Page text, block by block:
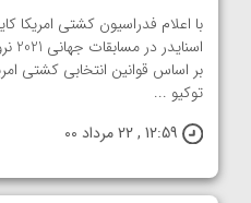
با اعلام فدراسیون کشتی امریکا
بر اساس قوانین انتخابی کشتی
توکیو ...
12:59 , 22 مرداد 00